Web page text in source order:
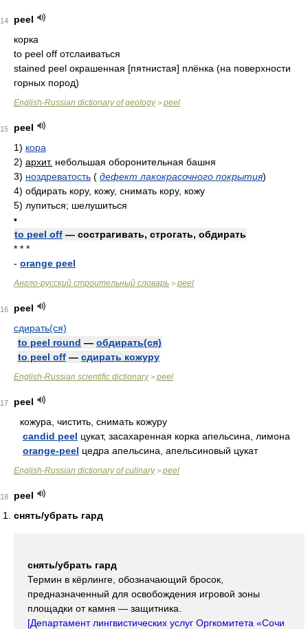
14
peel
корка
to peel off отслаиваться
stained peel окрашенная [пятнистая] плёнка (на поверхности
горных пород)
English-Russian dictionary of geology> peel
15
peel
1) кора
2) архит. небольшая оборонительная башня
3) ноздреватость ( дефект лакокрасочного покрытия)
4) обдирать кору, кожу, снимать кору, кожу
5) лупиться; шелушиться
•
to peel off — сострагивать, строгать, обдирать
* * *
- orange peel
Англо-русский строительный словарь > peel
16
peel
сдирать(ся)
to peel round — обдирать(ся)
to peel off — сдирать кожуру
English-Russian scientific dictionary> peel
17
peel
кожура, чистить, снимать кожуру
candid peel цукат, засахаренная корка апельсина, лимона
orange-peel цедра апельсина, апельсиновый цукат
English-Russian dictionary of culinary> peel
18
peel
снять/убрать гард
снять/убрать гард
Термин в кёрлинге, обозначающий бросок,
предназначенный для освобождения игровой зоны
площадки от камня — защитника.
[Департамент лингвистических услуг Оргкомитета «Сочи